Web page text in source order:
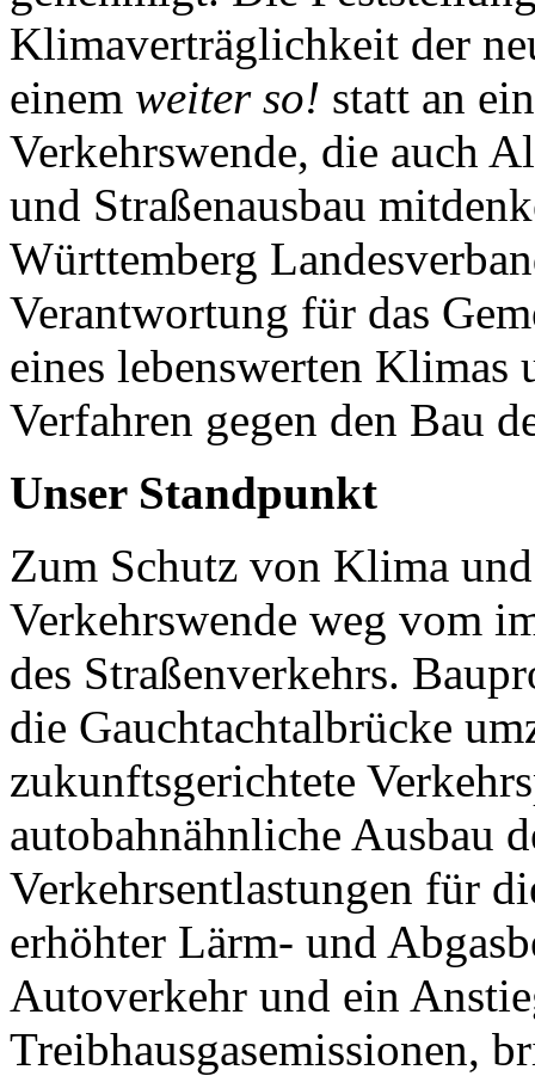
Klimaverträglichkeit der
einem weiter so! statt an
Verkehrswende, die auch
und Straßenausbau
Württemberg
Verantwortung für das
eines lebenswerten
Verfahren gegen den Bau
Unser Standpunkt
Zum Schutz von Klima
Verkehrswende weg vom
des Straßenverkehrs.
die Gauchtachtalbrücke
zukunftsgerichtete
autobahnähnliche Ausbau
Verkehrsentlastungen für
erhöhter Lärm- und
Autoverkehr und ein
Treibhausgasemissionen,